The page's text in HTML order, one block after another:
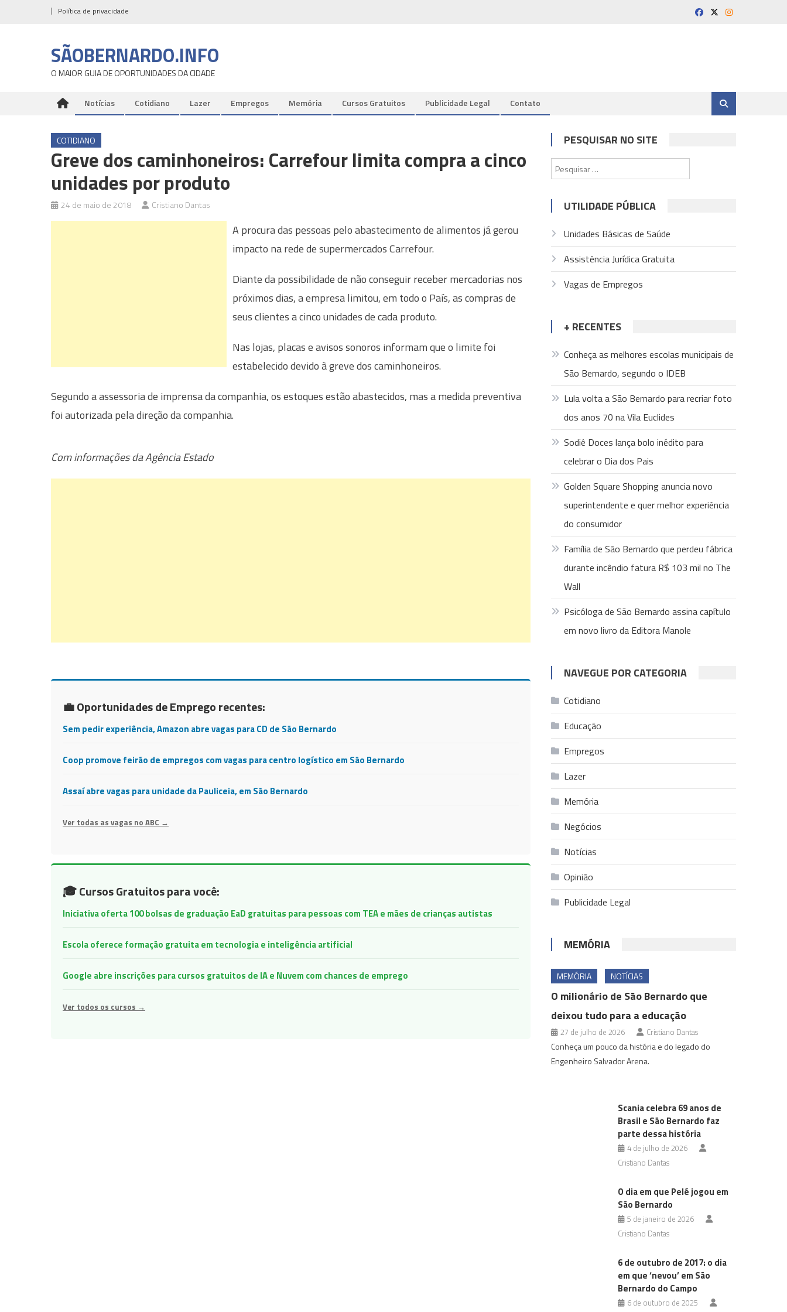
Política de privacidade
SÃOBERNARDO.INFO
O MAIOR GUIA DE OPORTUNIDADES DA CIDADE
Notícias Cotidiano Lazer Empregos Memória Cursos Gratuitos Publicidade Legal Contato
COTIDIANO
Greve dos caminhoneiros: Carrefour limita compra a cinco
unidades por produto
24 de maio de 2018 Cristiano Dantas
A procura das pessoas pelo abastecimento de alimentos já gerou
impacto na rede de supermercados Carrefour.
Diante da possibilidade de não conseguir receber mercadorias nos
próximos dias, a empresa limitou, em todo o País, as compras de
seus clientes a cinco unidades de cada produto.
Nas lojas, placas e avisos sonoros informam que o limite foi
estabelecido devido à greve dos caminhoneiros.
Segundo a assessoria de imprensa da companhia, os estoques estão abastecidos, mas a medida preventiva
foi autorizada pela direção da companhia.
Com informações da Agência Estado
💼 Oportunidades de Emprego recentes:
Sem pedir experiência, Amazon abre vagas para CD de São Bernardo
Coop promove feirão de empregos com vagas para centro logístico em São Bernardo
Assaí abre vagas para unidade da Pauliceia, em São Bernardo
Ver todas as vagas no ABC →
🎓 Cursos Gratuitos para você:
Iniciativa oferta 100 bolsas de graduação EaD gratuitas para pessoas com TEA e mães de crianças autistas
Escola oferece formação gratuita em tecnologia e inteligência artificial
Google abre inscrições para cursos gratuitos de IA e Nuvem com chances de emprego
Ver todos os cursos →
PESQUISAR NO SITE
por:
UTILIDADE PÚBLICA
Unidades Básicas de Saúde
Assistência Jurídica Gratuita
Vagas de Empregos
+ RECENTES
Conheça as melhores escolas municipais de
São Bernardo, segundo o IDEB
Lula volta a São Bernardo para recriar foto
dos anos 70 na Vila Euclides
Sodiê Doces lança bolo inédito para
celebrar o Dia dos Pais
Golden Square Shopping anuncia novo
superintendente e quer melhor experiência
do consumidor
Família de São Bernardo que perdeu fábrica
durante incêndio fatura R$ 103 mil no The
Wall
Psicóloga de São Bernardo assina capítulo
em novo livro da Editora Manole
NAVEGUE POR CATEGORIA
Cotidiano
Educação
Empregos
Lazer
Memória
Negócios
Notícias
Opinião
Publicidade Legal
MEMÓRIA
MEMÓRIA NOTÍCIAS
O milionário de São Bernardo que
deixou tudo para a educação
27 de julho de 2026 Cristiano Dantas
Conheça um pouco da história e do legado do
Engenheiro Salvador Arena.
Scania celebra 69 anos de
Brasil e São Bernardo faz
parte dessa história
4 de julho de 2026
Cristiano Dantas
O dia em que Pelé jogou em
São Bernardo
5 de janeiro de 2026
Cristiano Dantas
6 de outubro de 2017: o dia
em que ‘nevou’ em São
Bernardo do Campo
6 de outubro de 2025